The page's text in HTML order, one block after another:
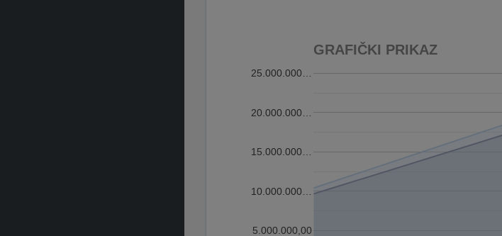
GRAFIČKI PRIKAZ
5.000.000,00
10.000.000…
15.000.000…
20.000.000…
25.000.000…